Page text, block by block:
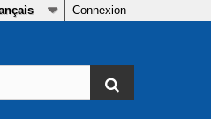
Connexion